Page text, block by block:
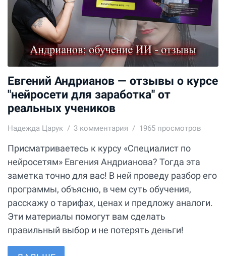
Евгений Андрианов — отзывы о курсе
"нейросети для заработка" от
реальных учеников
Надежда Царук 3 комментария 1965 просмотров
Присматриваетесь к курсу «Специалист по
нейросетям» Евгения Андрианова? Тогда эта
заметка точно для вас! В ней проведу разбор его
программы, объясню, в чем суть обучения,
расскажу о тарифах, ценах и предложу аналоги.
Эти материалы помогут вам сделать
правильный выбор и не потерять деньги!